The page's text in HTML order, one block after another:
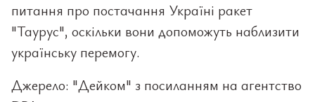
питання про постачання Україні ракет
"Таурус", оскільки вони допоможуть наблизити
українську перемогу.
Джерело: "Дейком" з посиланням на агентство